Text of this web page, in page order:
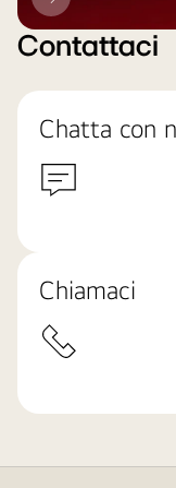
LG
Contattaci
Chatta con
Chiamaci